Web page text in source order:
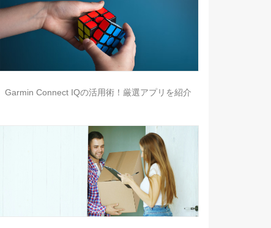
Garmin Connect IQの活用術！厳選アプリを紹介